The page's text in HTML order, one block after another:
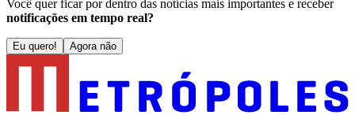
Você quer ficar por dentro das notícias mais importantes e receber
notificações em tempo real?
Eu quero! Agora não